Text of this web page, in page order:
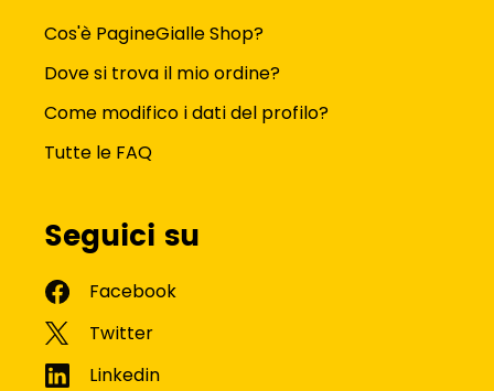
Cos'è PagineGialle Shop?
Dove si trova il mio ordine?
Come modifico i dati del profilo?
Tutte le FAQ
Seguici su